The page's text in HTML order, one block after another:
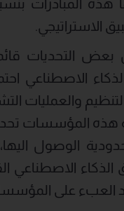
الاستراتيجي.
بعض التحديات
والعمليات
الذكاء
العبء على